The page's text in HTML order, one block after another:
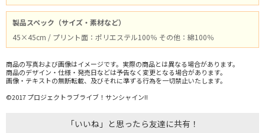
製品スペック（サイズ・素材など）
45×45cm / プリント面：ポリエステル100％ その他：綿100％
商品の写真および画像はイメージです。実際の商品とは異なる場合があります。
商品のデザイン・仕様・発売日などは予告なく変更となる場合があります。
画像・テキストの無断転載、及びそれに準ずる行為を一切禁止いたします。
©2017 プロジェクトラブライブ！サンシャイン!!
「いいね」と思ったら友達に共有！